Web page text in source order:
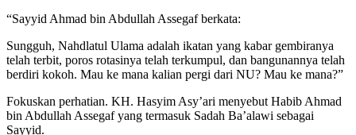
“Sayyid Ahmad bin Abdullah Assegaf berkata:
Sungguh, Nahdlatul Ulama adalah ikatan yang kabar gembiranya
telah terbit, poros rotasinya telah terkumpul, dan bangunannya telah
berdiri kokoh. Mau ke mana kalian pergi dari NU? Mau ke mana?”
Fokuskan perhatian. KH. Hasyim Asy’ari menyebut Habib Ahmad
bin Abdullah Assegaf yang termasuk Sadah Ba’alawi sebagai
Sayyid.